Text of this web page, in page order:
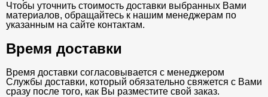
Чтобы уточнить стоимость доставки выбранных Вами
материалов, обращайтесь к нашим менеджерам по
указанным на сайте контактам.
Время доставки
Время доставки согласовывается с менеджером
Службы доставки, который обязательно свяжется с Вами
сразу после того, как Вы разместите свой заказ.